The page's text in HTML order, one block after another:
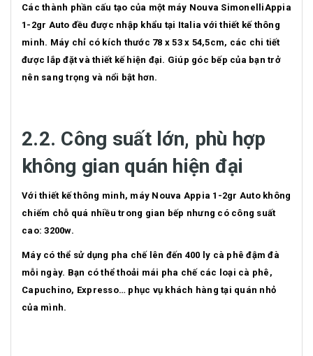
Các thành phần cấu tạo của một máy Nouva SimonelliAppia
1-2gr Auto đều được nhập khẩu tại Italia với thiết kế thông
minh. Máy chỉ có kích thước 78 x 53 x 54,5cm, các chi tiết
được lắp đặt và thiết kế hiện đại. Giúp góc bếp của bạn trở
nên sang trọng và nổi bật hơn.
2.2. Công suất lớn, phù hợp
không gian quán hiện đại
Với thiết kế thông minh, máy Nouva Appia 1-2gr Auto không
chiếm chỗ quá nhiều trong gian bếp nhưng có công suất
cao: 3200w.
Máy có thể sử dụng pha chế lên đến 400 ly cà phê đậm đà
mỗi ngày. Bạn có thể thoải mái pha chế các loại cà phê,
Capuchino, Expresso… phục vụ khách hàng tại quán nhỏ
của mình.